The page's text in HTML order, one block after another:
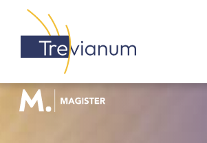
MAGISTER LOGIN